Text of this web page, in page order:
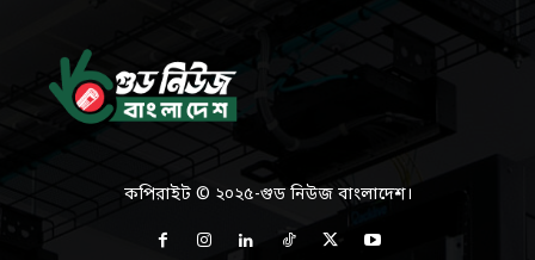
কপিরাইট © ২০২৫-গুড নিউজ বাংলাদেশ।